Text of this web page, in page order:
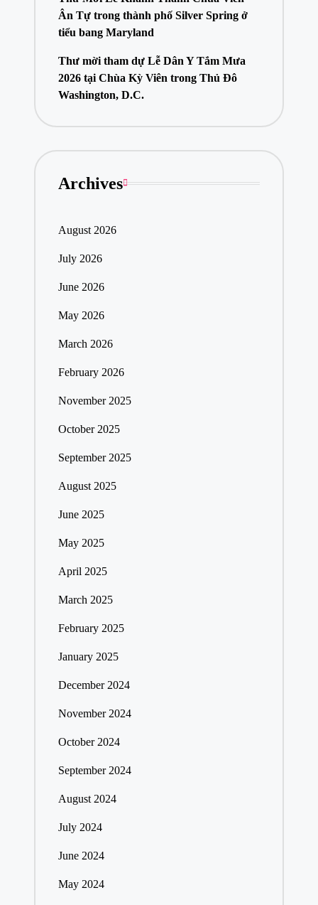
Ân Tự trong thành phố Silver Spring ở
tiểu bang Maryland
Thư mời tham dự Lễ Dân Y Tắm Mưa
2026 tại Chùa Kỳ Viên trong Thủ Đô
Washington, D.C.
Archives
August 2026
July 2026
June 2026
May 2026
March 2026
February 2026
November 2025
October 2025
September 2025
August 2025
June 2025
May 2025
April 2025
March 2025
February 2025
January 2025
December 2024
November 2024
October 2024
September 2024
August 2024
July 2024
June 2024
May 2024